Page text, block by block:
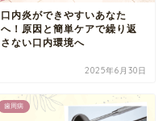
口内炎ができやすいあなた
へ！原因と簡単ケアで繰り返
さない口内環境へ
2025年6月30日
歯周病